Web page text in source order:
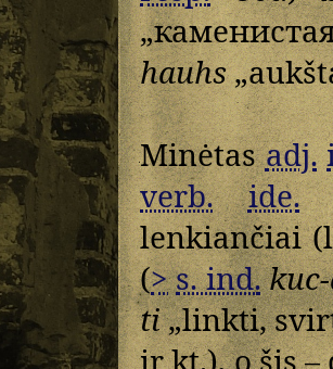
hauhs
Minėtasadj.
verb.
ide.
lenkiančiai
(>s. ind.
ti„linkti,
ir kt.), o šis